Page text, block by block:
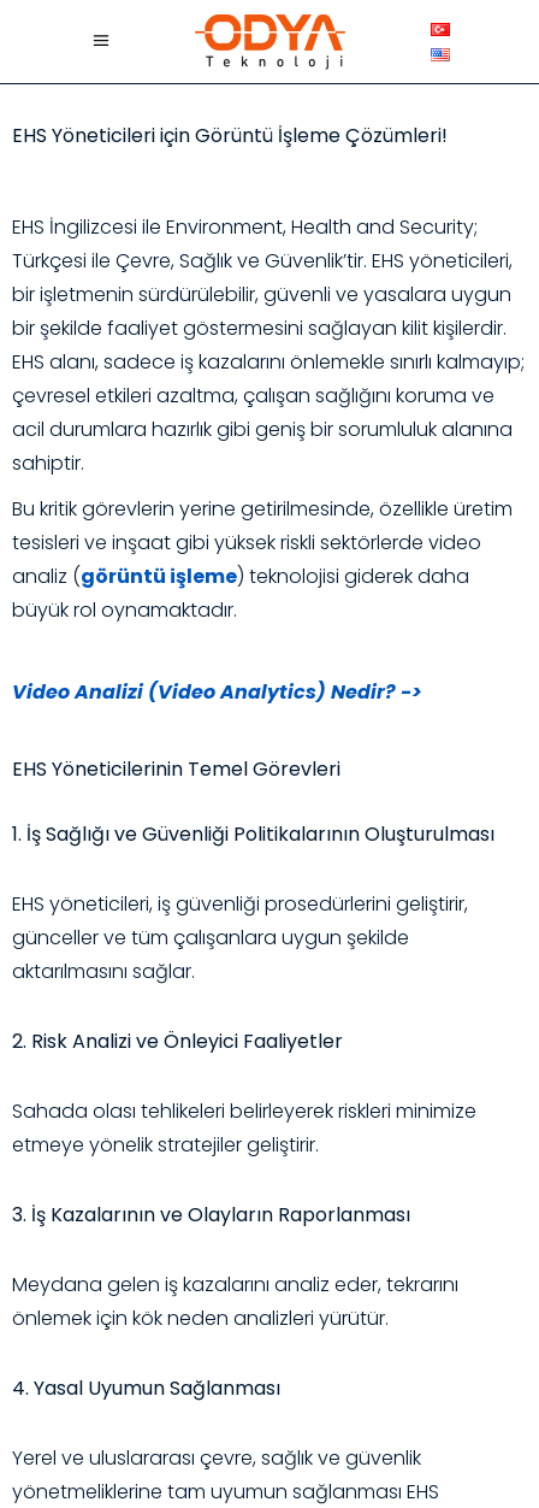
EHS Yöneticileri için Görüntü İşleme Çözümleri!
EHS İngilizcesi ile Environment, Health and Security;
Türkçesi ile Çevre, Sağlık ve Güvenlik’tir. EHS yöneticileri,
bir işletmenin sürdürülebilir, güvenli ve yasalara uygun
bir şekilde faaliyet göstermesini sağlayan kilit kişilerdir.
EHS alanı, sadece iş kazalarını önlemekle sınırlı kalmayıp;
çevresel etkileri azaltma, çalışan sağlığını koruma ve
acil durumlara hazırlık gibi geniş bir sorumluluk alanına
sahiptir.
Bu kritik görevlerin yerine getirilmesinde, özellikle üretim
tesisleri ve inşaat gibi yüksek riskli sektörlerde video
analiz (görüntü işleme) teknolojisi giderek daha
büyük rol oynamaktadır.
Video Analizi (Video Analytics) Nedir? ->
EHS Yöneticilerinin Temel Görevleri
1. İş Sağlığı ve Güvenliği Politikalarının Oluşturulması
EHS yöneticileri, iş güvenliği prosedürlerini geliştirir,
günceller ve tüm çalışanlara uygun şekilde
aktarılmasını sağlar.
2. Risk Analizi ve Önleyici Faaliyetler
Sahada olası tehlikeleri belirleyerek riskleri minimize
etmeye yönelik stratejiler geliştirir.
3. İş Kazalarının ve Olayların Raporlanması
Meydana gelen iş kazalarını analiz eder, tekrarını
önlemek için kök neden analizleri yürütür.
4. Yasal Uyumun Sağlanması
Yerel ve uluslararası çevre, sağlık ve güvenlik
yönetmeliklerine tam uyumun sağlanması EHS